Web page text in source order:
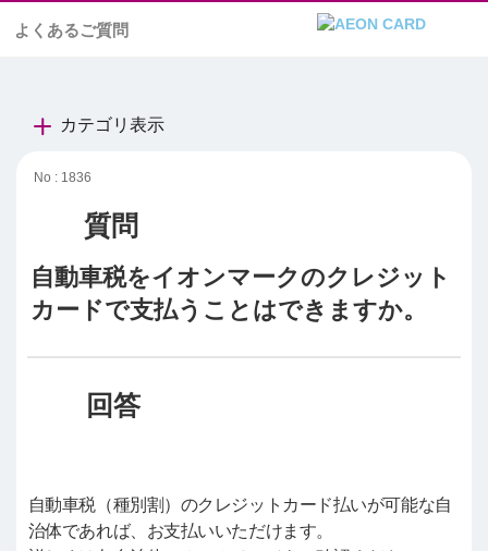
よくあるご質問
カテゴリ表示
No : 1836
自動車税をイオンマークのクレジット
カードで支払うことはできますか。
自動車税（種別割）のクレジットカード払いが可能な自
治体であれば、お支払いいただけます。